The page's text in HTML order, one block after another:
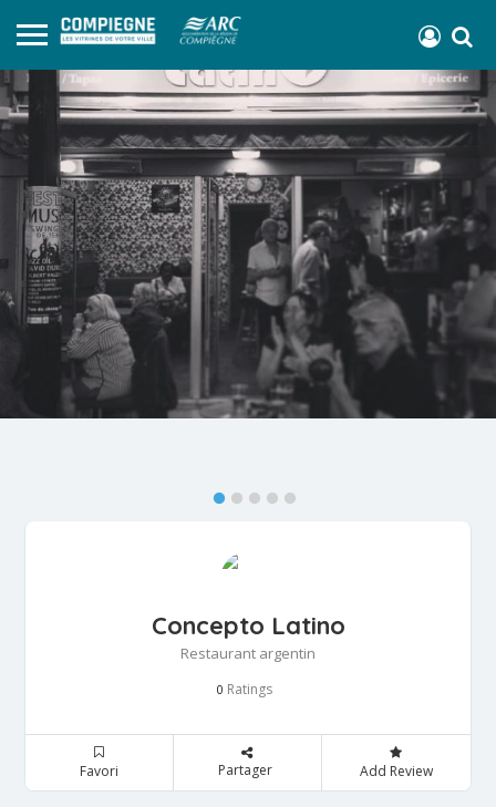
Concepto Latino
Restaurant argentin
0 Ratings
Favori Partager Add Review